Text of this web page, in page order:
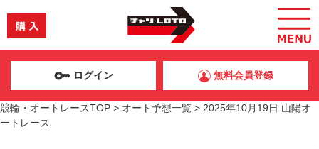
ログイン 無料会員登録
競輪・オートレースTOP > オート予想一覧 > 2025年10月19日 山陽オ
ートレース